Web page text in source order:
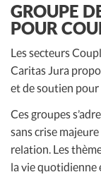
GROUPE
POUR
Les secteurs
Caritas Jura
et de soutien pour
Ces groupes
sans crise
relation. Les
la vie quotidienne